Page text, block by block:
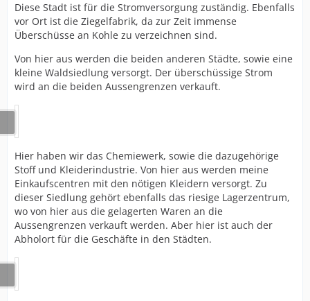
Diese Stadt ist für die Stromversorgung zuständig. Ebenfalls
vor Ort ist die Ziegelfabrik, da zur Zeit immense
Überschüsse an Kohle zu verzeichnen sind.
Von hier aus werden die beiden anderen Städte, sowie eine
kleine Waldsiedlung versorgt. Der überschüssige Strom
wird an die beiden Aussengrenzen verkauft.
Hier haben wir das Chemiewerk, sowie die dazugehörige
Stoff und Kleiderindustrie. Von hier aus werden meine
Einkaufscentren mit den nötigen Kleidern versorgt. Zu
dieser Siedlung gehört ebenfalls das riesige Lagerzentrum,
wo von hier aus die gelagerten Waren an die
Aussengrenzen verkauft werden. Aber hier ist auch der
Abholort für die Geschäfte in den Städten.